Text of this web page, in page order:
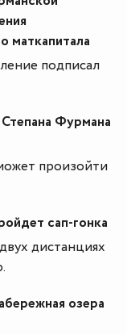
маткапитала
подписал
Фурмана
произойти
сап-гонка
дистанциях
озера